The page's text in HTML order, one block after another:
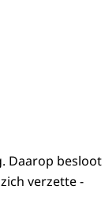
Daarop besloot
verzette -